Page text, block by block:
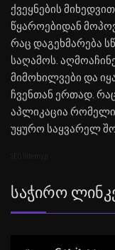
ქვეყნების
წყაროებიდან
რაც დაგეხმარება
საღამოს.
მიმოხილვები და
ჩვენთან ერთად. რაც
აპლიკაცია
უყურო საყვარელ
Საჭირო